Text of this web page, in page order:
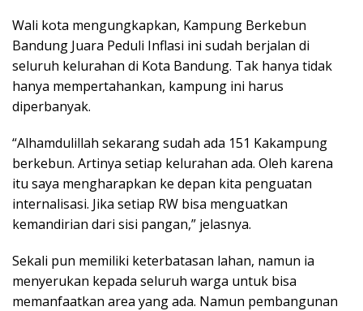
Wali kota mengungkapkan, Kampung Berkebun
Bandung Juara Peduli Inflasi ini sudah berjalan di
seluruh kelurahan di Kota Bandung. Tak hanya tidak
hanya mempertahankan, kampung ini harus
diperbanyak.
“Alhamdulillah sekarang sudah ada 151 Kakampung
berkebun. Artinya setiap kelurahan ada. Oleh karena
itu saya mengharapkan ke depan kita penguatan
internalisasi. Jika setiap RW bisa menguatkan
kemandirian dari sisi pangan,” jelasnya.
Sekali pun memiliki keterbatasan lahan, namun ia
menyerukan kepada seluruh warga untuk bisa
memanfaatkan area yang ada. Namun pembangunan